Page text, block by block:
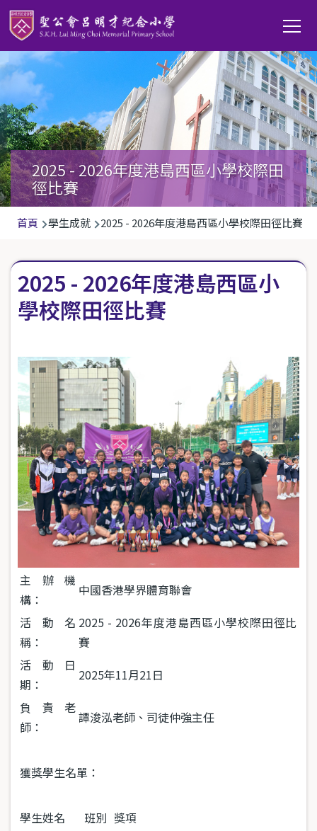
移至主內容
Main
2025 - 2026年度港島西區小學校際田
徑比賽
導
連
結
首頁 學生成就 2025 - 2026年度港島西區小學校際田徑比賽
2025 - 2026年度港島西區小
學校際田徑比賽
主辦機
構：
中國香港學界體育聯會
活動名
稱：
2025 - 2026年度港島西區小學校際田徑比
賽
活動日
期：
2025年11月21日
負責老
師：
譚浚泓老師、司徒仲強主任
獲獎學生名單：
學生姓名 班別 獎項